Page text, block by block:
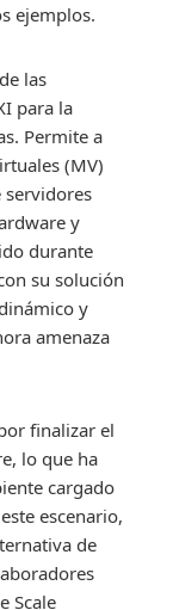
ejemplos.
las
para la
Permite a
(MV)
servidores
y
durante
su solución
y
amenaza
finalizar el
lo que ha
cargado
escenario,
de
Scale